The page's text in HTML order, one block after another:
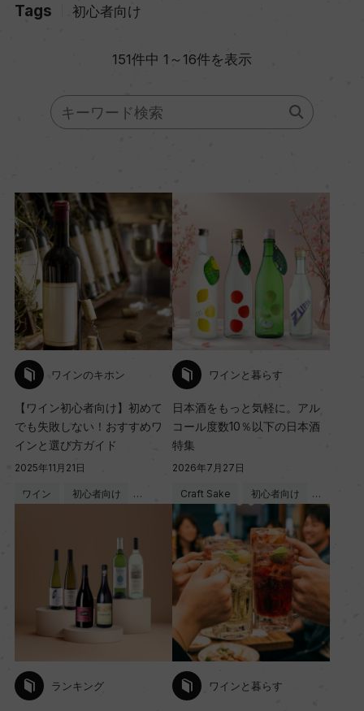
Tags 初心者向け
151件中 1～16件を表示
ワインのキホン
【ワイン初心者向け】初めて
でも失敗しない！おすすめワ
インと選び方ガイド
2025年11月21日
ワイン 初心者向け …
ワインと暮らす
日本酒をもっと気軽に。アル
コール度数10％以下の日本酒
特集
2026年7月27日
Craft Sake 初心者向け …
ランキング ワインと暮らす